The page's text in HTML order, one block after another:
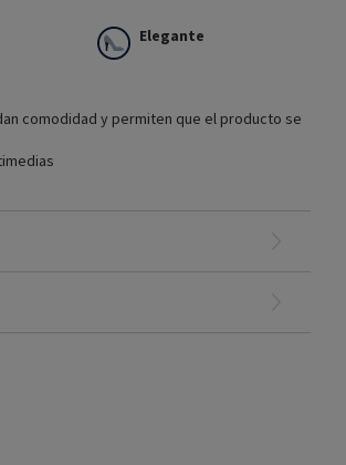
Elegante
comodidad y permiten que el producto se
crónica
edema mínimo